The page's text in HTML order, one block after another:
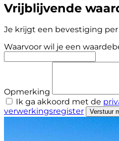
Vrijblijvende
Je krijgt een bevestiging
Waarvoor wil je een
Opmerking
Ik ga akkoord met de
verwerkingsregister
Verstuur